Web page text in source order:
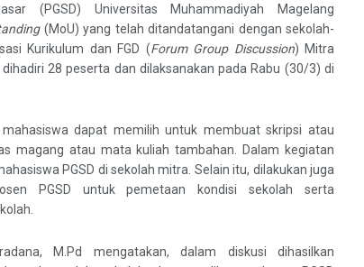
(PGSD) Universitas Muhammadiyah Magelang
(MoU) yang telah ditandatangani dengan sekolah-
Kurikulum dan FGD (Forum Group Discussion) Mitra
28 peserta dan dilaksanakan pada Rabu (30/3) di
dapat memilih untuk membuat skripsi atau
magang atau mata kuliah tambahan. Dalam kegiatan
PGSD di sekolah mitra. Selain itu, dilakukan juga
PGSD untuk pemetaan kondisi sekolah serta
M.Pd mengatakan, dalam diskusi dihasilkan